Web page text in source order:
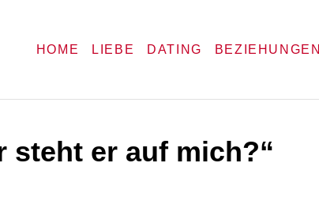
HOME LIEBE DATING BEZIEHUNGEN
steht er auf mich?“